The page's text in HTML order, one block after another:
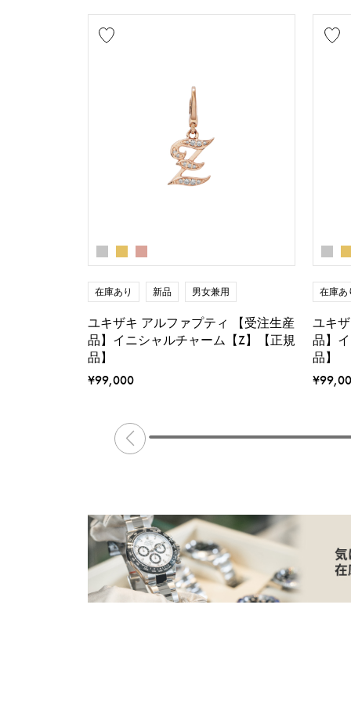
在庫あり 新品 男女兼用
ユキザキ アルファプティ 【受注生産
品】イニシャルチャーム【Z】【正規
品】
¥99,000
在庫あ
ユキ
品】
品】